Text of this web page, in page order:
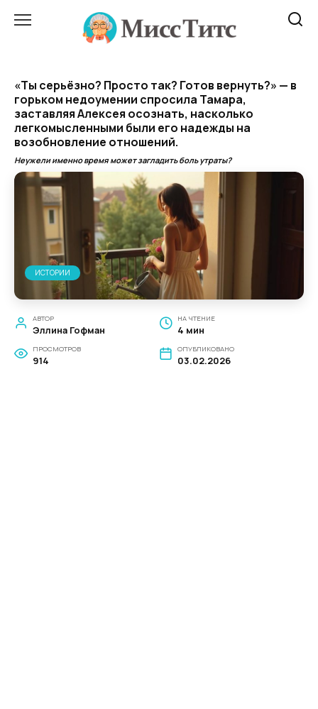
«Ты серьёзно? Просто так? Готов вернуть?» — в
горьком недоумении спросила Тамара,
заставляя Алексея осознать, насколько
легкомысленными были его надежды на
возобновление отношений.
Неужели именно время может загладить боль утраты?
ИСТОРИИ
АВТОР
Эллина Гофман
НА ЧТЕНИЕ
4 мин
ПРОСМОТРОВ
914
ОПУБЛИКОВАНО
03.02.2026